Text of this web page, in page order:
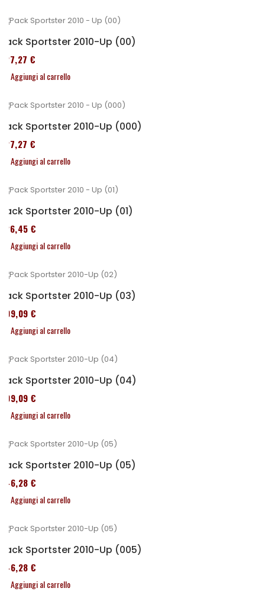
Pack Sportster 2010-Up (00)
227,27 €
Aggiungi al carrello
Pack Sportster 2010-Up (000)
227,27 €
Aggiungi al carrello
Pack Sportster 2010-Up (01)
326,45 €
Aggiungi al carrello
Pack Sportster 2010-Up (03)
409,09 €
Aggiungi al carrello
Pack Sportster 2010-Up (04)
409,09 €
Aggiungi al carrello
Pack Sportster 2010-Up (05)
246,28 €
Aggiungi al carrello
Pack Sportster 2010-Up (005)
246,28 €
Aggiungi al carrello